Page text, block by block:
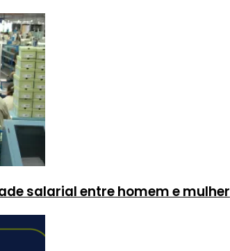
salarial entre homem e mulher